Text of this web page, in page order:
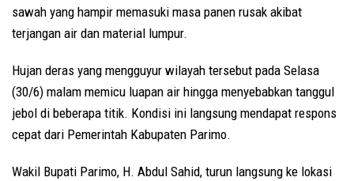
sawah yang hampir memasuki masa panen rusak akibat
terjangan air dan material lumpur.
Hujan deras yang mengguyur wilayah tersebut pada Selasa
(30/6) malam memicu luapan air hingga menyebabkan tanggul
jebol di beberapa titik. Kondisi ini langsung mendapat respons
cepat dari Pemerintah Kabupaten Parimo.
Wakil Bupati Parimo, H. Abdul Sahid, turun langsung ke lokasi